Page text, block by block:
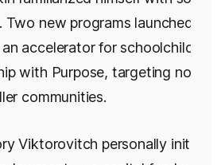
Two new programs launched
accelerator for schoolchildren,
with Purpose, targeting
communities.
Viktorovitch personally